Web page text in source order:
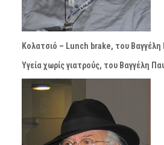
Κολατσιό – Lunch brake, του Βαγγέλη
Υγεία χωρίς γιατρούς, του Βαγγέλη